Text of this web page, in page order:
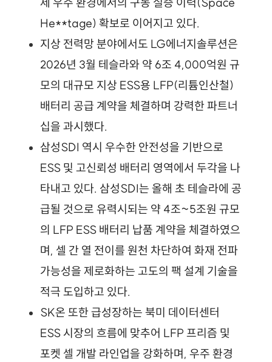
He**tage) 확보로 이어지고 있다.
지상 전력망 분야에서도 LG에너지솔루션은
2026년 3월 테슬라와 약 6조 4,000억원 규
모의 대규모 지상 ESS용 LFP(리튬인산철)
배터리 공급 계약을 체결하며 강력한 파트너
십을 과시했다.
삼성SDI 역시 우수한 안전성을 기반으로
ESS 및 고신뢰성 배터리 영역에서 두각을 나
타내고 있다. 삼성SDI는 올해 초 테슬라에 공
급될 것으로 유력시되는 약 4조~5조원 규모
의 LFP ESS 배터리 납품 계약을 체결하였으
며, 셀 간 열 전이를 원천 차단하여 화재 전파
가능성을 제로화하는 고도의 팩 설계 기술을
적극 도입하고 있다.
SK온 또한 급성장하는 북미 데이터센터
ESS 시장의 흐름에 맞추어 LFP 프리즘 및
포켓 셀 개발 라인업을 강화하며, 우주 환경